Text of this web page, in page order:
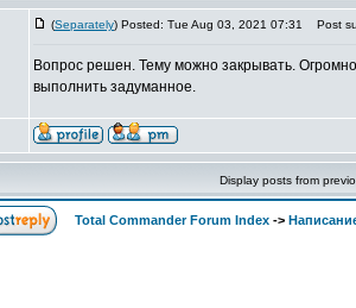
(Separately) Posted: Tue Aug 03, 2021 07:31 Post
Вопрос решен. Тему можно закрывать.
выполнить задуманное.
Display posts from
Total Commander Forum Index ->